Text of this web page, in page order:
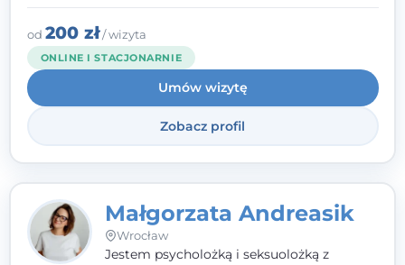
zamierzonych celów (doprowadzeniu do
rozwiązania trudnych sytuacji) poprzez
identyfikowanie i wzmacnianie zasobów
oraz mocnych stron klienta. W swojej
pracy korzystam także z metod dialogu
motywacyjnego i treningu uważności.
od 200 zł/ wizyta
ONLINE I STACJONARNIE
Umów wizytę
Zobacz profil
Małgorzata Andreasik
Wrocław
Jestem psycholożką i seksuolożką z